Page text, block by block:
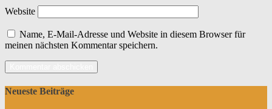
Website
Name, E-Mail-Adresse und Website in diesem Browser für
meinen nächsten Kommentar speichern.
Neueste Beiträge